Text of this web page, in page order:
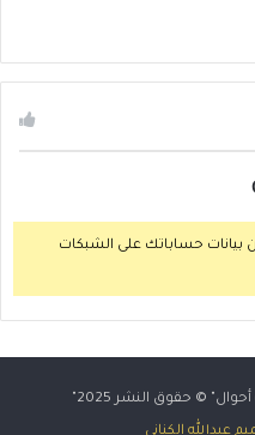
بيانات حساباتك على الشبكات
أحوال" © حقوق النشر 2025"
عبدالله الكناني